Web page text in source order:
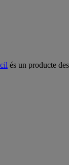
és un producte